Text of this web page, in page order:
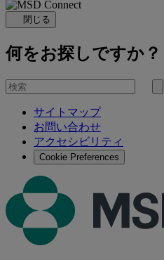
閉じる
何をお探しですか？
を
検
サイトマップ
お問い合わせ
アクセシビリティ
Cookie Preferences